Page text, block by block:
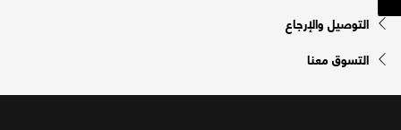
التوصيل والإرجاع
التسوق معنا